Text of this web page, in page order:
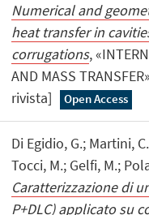
Numerical and
heat transfer in
corrugations,
AND MASS
rivista]
Open Access
Di Egidio, G.; Martini,
Tocci, M.; Gelfi, M.;
Caratterizzazione di
P+DLC) applicato su